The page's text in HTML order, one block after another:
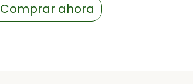
Comprar ahora